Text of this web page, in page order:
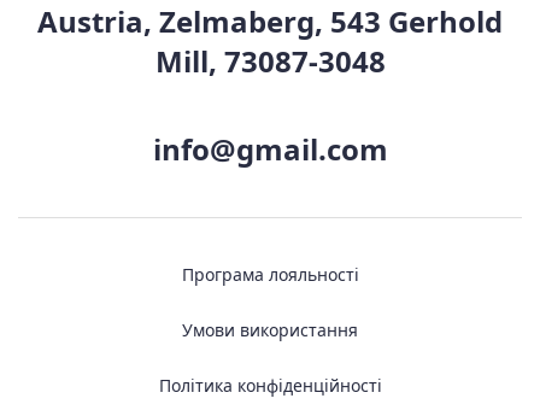
Austria, Zelmaberg, 543 Gerhold
Mill, 73087-3048
info@gmail.com
Програма лояльності
Умови використання
Політика конфіденційності